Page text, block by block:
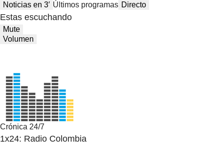
Noticias en 3′ Últimos programas Directo
Estas escuchando
Mute
Volumen
Crónica 24/7
1x24: Radio Colombia